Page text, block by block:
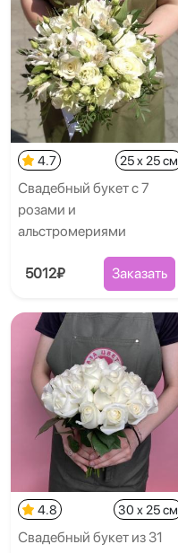
4.7 25 x 25 см
Свадебный букет с 7
розами и
альстромериями
5012₽ Заказать
4.8 30 x 25 см
Свадебный букет из 31